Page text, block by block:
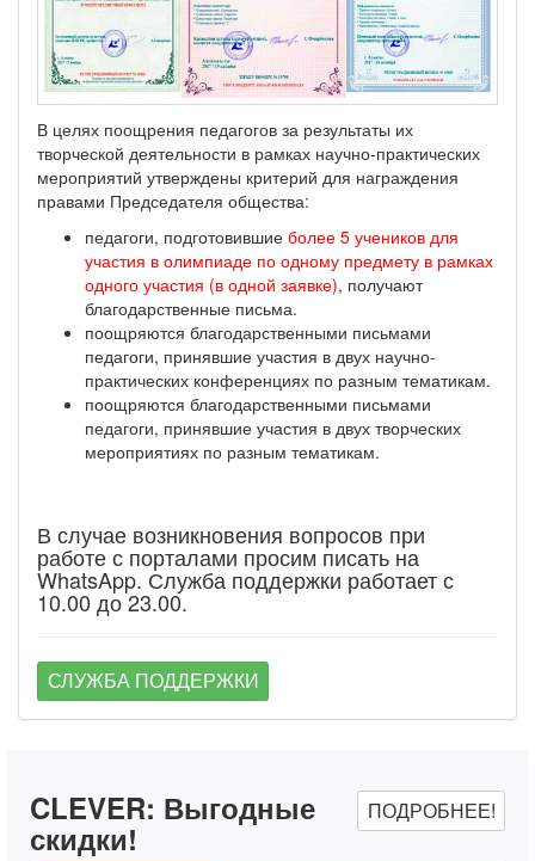
В целях поощрения педагогов за результаты их
творческой деятельности в рамках научно-практических
мероприятий утверждены критерий для награждения
правами Председателя общества:
педагоги, подготовившие более 5 учеников для
участия в олимпиаде по одному предмету в рамках
одного участия (в одной заявке), получают
благодарственные письма.
поощряются благодарственными письмами
педагоги, принявшие участия в двух научно-
практических конференциях по разным тематикам.
поощряются благодарственными письмами
педагоги, принявшие участия в двух творческих
мероприятиях по разным тематикам.
В случае возникновения вопросов при
работе с порталами просим писать на
WhatsApp. Служба поддержки работает с
10.00 до 23.00.
СЛУЖБА ПОДДЕРЖКИ
CLEVER: Выгодные
скидки!
ПОДРОБНЕЕ!